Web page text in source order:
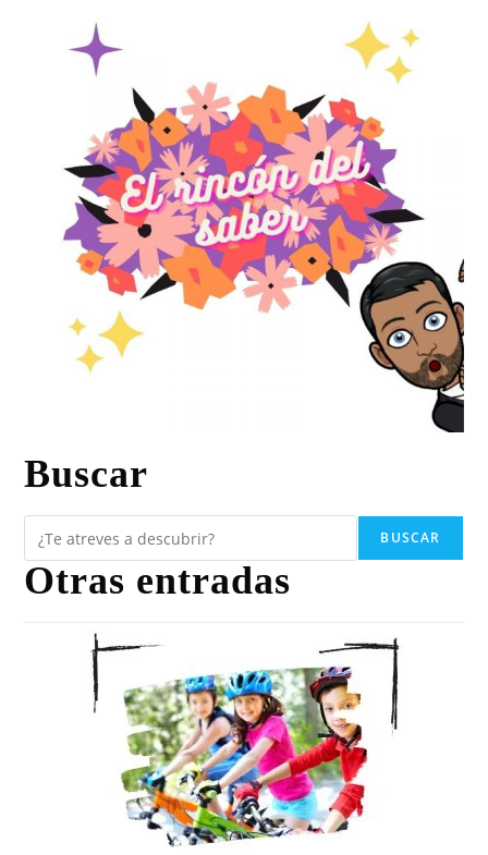
Buscar
BUSCAR
Otras entradas